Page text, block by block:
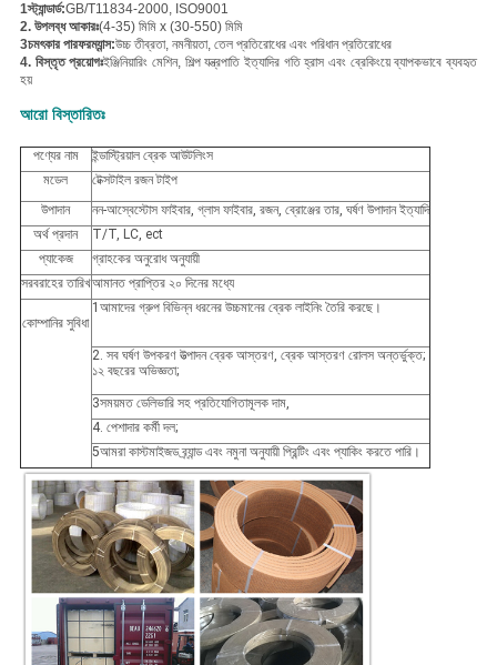
1স্ট্যান্ডার্ড:GB/T11834-2000, ISO9001
2. উপলব্ধ আকারঃ(4-35) মিমি x (30-550) মিমি
3চমৎকার পারফরম্যান্স:উচ্চ তীব্রতা, নমনীয়তা, তেল প্রতিরোধের এবং পরিধান প্রতিরোধের
4. বিস্তৃত প্রয়োগঃইঞ্জিনিয়ারিং মেশিন, শিল্প যন্ত্রপাতি ইত্যাদির গতি হ্রাস এবং ব্রেকিংয়ে ব্যাপকভাবে ব্যবহৃত
হয়
আরো বিস্তারিতঃ
পণ্যের নাম
ইন্ডাস্ট্রিয়াল ব্রেক আউটলিংস
মডেল
টেক্সটাইল রজন টাইপ
উপাদান
নন-আস্বেস্টোস ফাইবার, গ্লাস ফাইবার, রজন, ব্রোঞ্জের তার, ঘর্ষণ উপাদান ইত্যাদি
অর্থ প্রদান
T/T, LC, ect
প্যাকেজ
গ্রাহকের অনুরোধ অনুযায়ী
সরবরাহের তারিখআমানত প্রাপ্তির ২০ দিনের মধ্যে
কোম্পানির সুবিধা
1আমাদের গ্রুপ বিভিন্ন ধরনের উচ্চমানের ব্রেক লাইনিং তৈরি করছে।
2. সব ঘর্ষণ উপকরণ উত্পাদন ব্রেক আস্তরণ, ব্রেক আস্তরণ রোলস অন্তর্ভুক্ত;
১২ বছরের অভিজ্ঞতা;
3সময়মত ডেলিভারি সহ প্রতিযোগিতামূলক দাম,
4. পেশাদার কর্মী দল;
5আমরা কাস্টমাইজড ব্র্যান্ড এবং নমুনা অনুযায়ী প্রিন্টিং এবং প্যাকিং করতে পারি।